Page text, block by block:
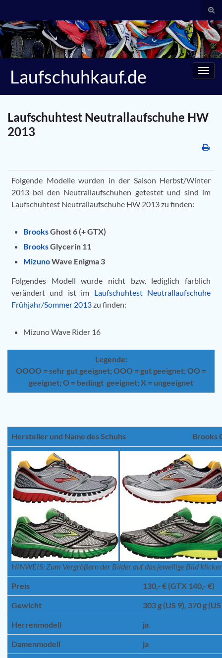
Search for:
Laufschuhkauf.de
Laufschuhtest Neutrallaufschuhe HW
2013
Folgende Modelle wurden in der Saison Herbst/Winter
2013 bei den Neutrallaufschuhen getestet und sind im
Laufschuhtest Neutrallaufschuhe HW 2013 zu finden:
BrooksGhost 6 (+ GTX)
BrooksGlycerin 11
MizunoWave Enigma 3
Folgendes Modell wurde nicht bzw. lediglich farblich
verändert und ist im Laufschuhtest Neutrallaufschuhe
Frühjahr/Sommer 2013zu finden:
Mizuno Wave Rider 16
Legende:
OOOO = sehr gut geeignet; OOO = gut geeignet; OO =
geeignet; O = bedingt geeignet; X = ungeeignet
Hersteller und Name des Schuhs Brooks
HINWEIS: Zum Vergrößern der Bilder auf das jeweilige Bild
Preis 130,- € (GTX 140,- €)
Gewicht 303 g (US 9), 370 g
Herrenmodell ja
Damenmodell ja